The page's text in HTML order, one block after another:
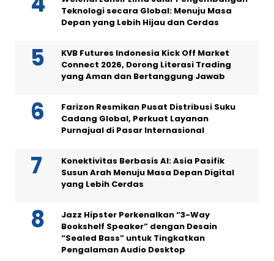
Teknologi secara Global: Menuju Masa
Depan yang Lebih Hijau dan Cerdas
KVB Futures Indonesia Kick Off Market
Connect 2026, Dorong Literasi Trading
yang Aman dan Bertanggung Jawab
Farizon Resmikan Pusat Distribusi Suku
Cadang Global, Perkuat Layanan
Purnajual di Pasar Internasional
Konektivitas Berbasis AI: Asia Pasifik
Susun Arah Menuju Masa Depan Digital
yang Lebih Cerdas
Jazz Hipster Perkenalkan “3-Way
Bookshelf Speaker” dengan Desain
“Sealed Bass” untuk Tingkatkan
Pengalaman Audio Desktop